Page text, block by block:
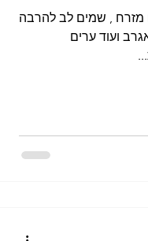
מזרח , שמים לב להרבה
ועוד ערים